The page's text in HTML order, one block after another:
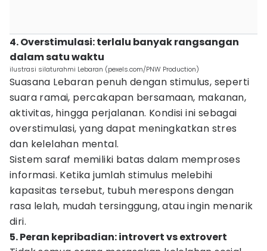
4. Overstimulasi: terlalu banyak rangsangan
dalam satu waktu
ilustrasi silaturahmi Lebaran (pexels.com/PNW Production)
Suasana Lebaran penuh dengan stimulus, seperti
suara ramai, percakapan bersamaan, makanan,
aktivitas, hingga perjalanan. Kondisi ini sebagai
overstimulasi, yang dapat meningkatkan stres
dan kelelahan mental.
Sistem saraf memiliki batas dalam memproses
informasi. Ketika jumlah stimulus melebihi
kapasitas tersebut, tubuh merespons dengan
rasa lelah, mudah tersinggung, atau ingin menarik
diri.
5. Peran kepribadian: introvert vs extrovert